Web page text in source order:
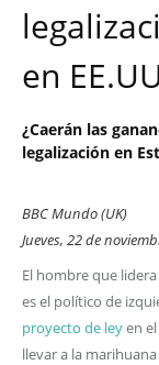
en
¿Caerán las
legalización en
BBC Mundo (UK)
Jueves, 22 de
El hombre que
es el político de
proyecto de leyen
llevar a la